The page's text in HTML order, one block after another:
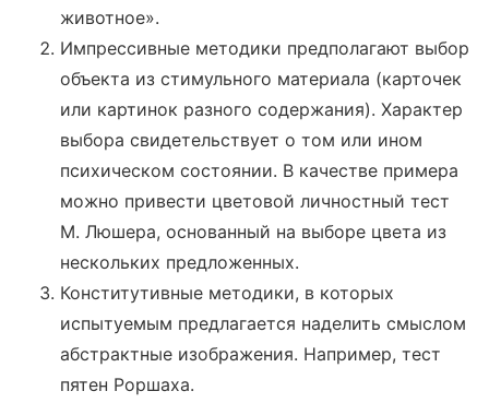
животное».
Импрессивные методики предполагают выбор
объекта из стимульного материала (карточек
или картинок разного содержания). Характер
выбора свидетельствует о том или ином
психическом состоянии. В качестве примера
можно привести цветовой личностный тест
М. Люшера, основанный на выборе цвета из
нескольких предложенных.
Конститутивные методики, в которых
испытуемым предлагается наделить смыслом
абстрактные изображения. Например, тест
пятен Роршаха.